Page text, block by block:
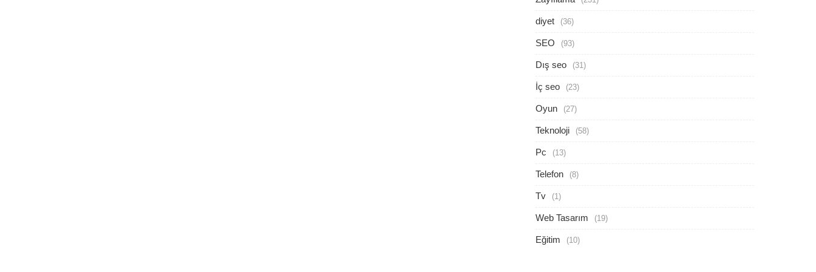
diyet (36)
SEO (93)
Dış seo (31)
İç seo (23)
Oyun (27)
Teknoloji (58)
Pc (13)
Telefon (8)
Tv (1)
Web Tasarım (19)
Eğitim (10)